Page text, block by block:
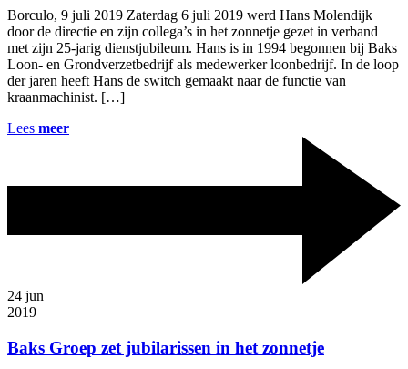
Borculo, 9 juli 2019 Zaterdag 6 juli 2019 werd Hans Molendijk
door de directie en zijn collega’s in het zonnetje gezet in verband
met zijn 25-jarig dienstjubileum. Hans is in 1994 begonnen bij Baks
Loon- en Grondverzetbedrijf als medewerker loonbedrijf. In de loop
der jaren heeft Hans de switch gemaakt naar de functie van
kraanmachinist. […]
Lees meer
24 jun
2019
Baks Groep zet jubilarissen in het zonnetje